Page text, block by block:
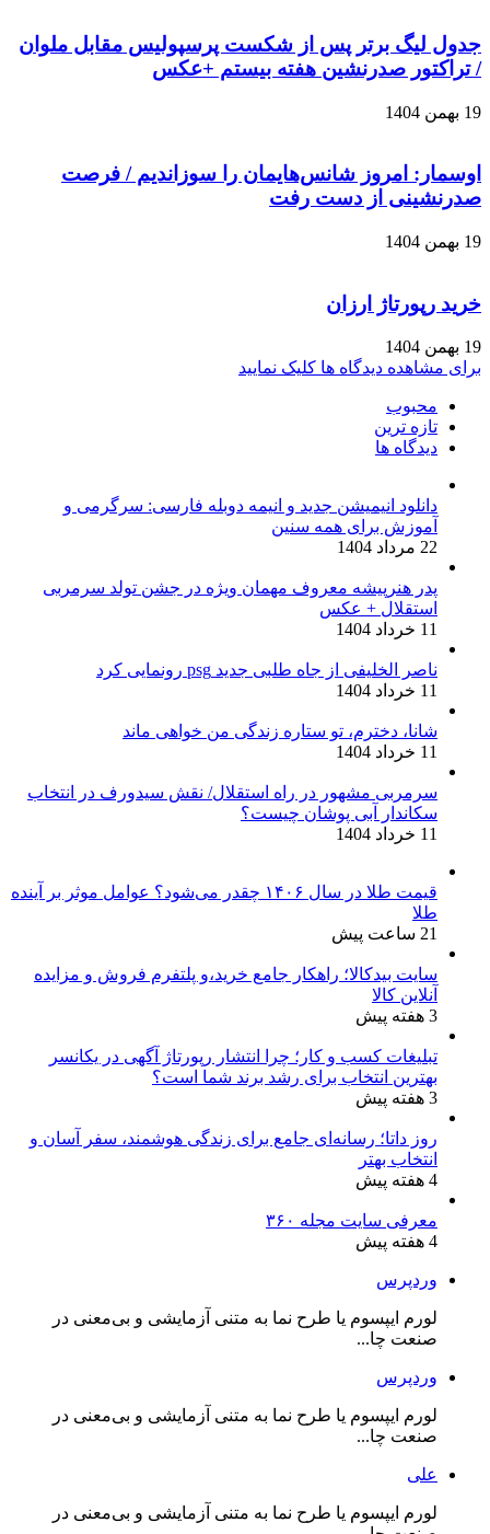
جدول لیگ برتر پس از شکست پرسپولیس مقابل ملوان
/ تراکتور صدرنشین هفته بیستم +عکس
19 بهمن 1404
اوسمار: امروز شانس‌هایمان را سوزاندیم / فرصت
صدرنشینی از دست رفت
19 بهمن 1404
خرید رپورتاژ ارزان
19 بهمن 1404
برای مشاهده دیدگاه ها کلیک نمایید
محبوب
تازه ترین
دیدگاه ها
دانلود انیمیشن جدید و انیمه دوبله فارسی: سرگرمی و
آموزش برای همه سنین
22 مرداد 1404
پدر هنرپیشه معروف مهمان ویژه در جشن تولد سرمربی
استقلال + عکس
11 خرداد 1404
ناصر الخلیفی از جاه طلبی جدید psg رونمایی کرد
11 خرداد 1404
شانا، دخترم، تو ستاره زندگی من خواهی ماند
11 خرداد 1404
سرمربی مشهور در راه استقلال/ نقش سیدورف در انتخاب
سکاندار آبی پوشان چیست؟
11 خرداد 1404
قیمت طلا در سال ۱۴۰۶ چقدر می‌شود؟ عوامل موثر بر آینده
طلا
21 ساعت پیش
سایت بیدکالا؛ راهکار جامع خرید،و پلتفرم فروش و مزایده
آنلاین کالا
3 هفته پیش
تبلیغات کسب و کار؛ چرا انتشار رپورتاژ آگهی در یکانسر
بهترین انتخاب برای رشد برند شما است؟
3 هفته پیش
روز داتا؛ رسانه‌ای جامع برای زندگی هوشمند، سفر آسان و
انتخاب بهتر
4 هفته پیش
معرفی سایت مجله ۳۶۰
4 هفته پیش
وردپرس
لورم ایپسوم یا طرح‌ نما به متنی آزمایشی و بی‌معنی در
صنعت چا...
وردپرس
لورم ایپسوم یا طرح‌ نما به متنی آزمایشی و بی‌معنی در
صنعت چا...
علی
لورم ایپسوم یا طرح‌ نما به متنی آزمایشی و بی‌معنی در